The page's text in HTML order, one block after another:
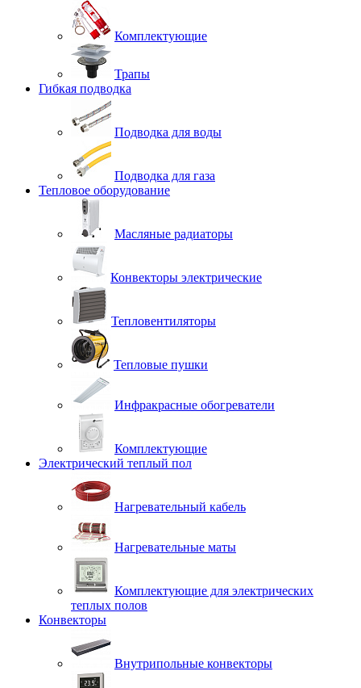
Комплектующие
Трапы
Гибкая подводка
Подводка для воды
Подводка для газа
Тепловое оборудование
Масляные радиаторы
Конвекторы электрические
Тепловентиляторы
Тепловые пушки
Инфракрасные обогреватели
Комплектующие
Электрический теплый пол
Нагревательный кабель
Нагревательные маты
Комплектующие для электрических
теплых полов
Конвекторы
Внутрипольные конвекторы